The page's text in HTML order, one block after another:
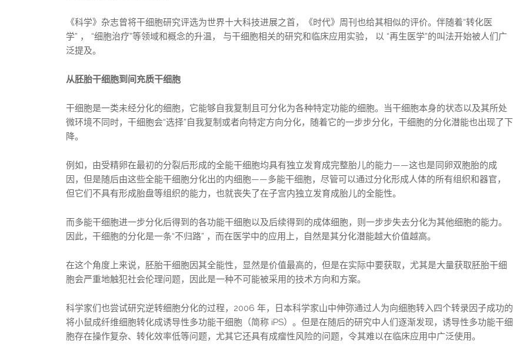
《科学》杂志曾将干细胞研究评选为世界十大科技进展之首，《时代》周刊也给其相似的评价。伴随着“转化医
学” ， “细胞治疗”等领域和概念的升温， 与干细胞相关的研究和临床应用实验， 以 “再生医学”的叫法开始被人们广
泛提及。
从胚胎干细胞到间充质干细胞
干细胞是一类未经分化的细胞，它能够自我复制且可分化为各种特定功能的细胞。当干细胞本身的状态以及其所处
微环境不同时，干细胞会“选择”自我复制或者向特定方向分化，随着它的一步步分化，干细胞的分化潜能也出现了下
降。
例如，由受精卵在最初的分裂后形成的全能干细胞均具有独立发育成完整胎儿的能力——这也是同卵双胞胎的成
因，但是随后由这些全能干细胞分化出的内细胞——多能干细胞，尽管可以通过分化形成人体的所有组织和器官，
但它们不具有形成胎盘等组织的能力，也就丧失了在子宫内独立发育成胎儿的全能性。
而多能干细胞进一步分化后得到的各功能干细胞以及后续得到的成体细胞，则一步步失去分化为其他细胞的能力。
因此，干细胞的分化是一条“不归路” ，而在医学中的应用上，自然是其分化潜能越大价值越高。
在这个角度上来说，胚胎干细胞因其全能性，显然是价值最高的，但是在实际中要获取，尤其是大量获取胚胎干细
胞会严重地触犯社会伦理问题，因此是一种不可能被采用的技术方向和方案。
科学家们也尝试研究逆转细胞分化的过程，2006 年，日本科学家山中伸弥通过人为向细胞转入四个转录因子成功的
将小鼠成纤维细胞转化成诱导性多功能干细胞（简称 iPS）。但是在随后的研究中人们逐渐发现，诱导性多功能干细
胞存在操作复杂、转化效率低等问题，尤其它还具有成瘤性风险的问题，令其难以在临床应用中广泛使用。